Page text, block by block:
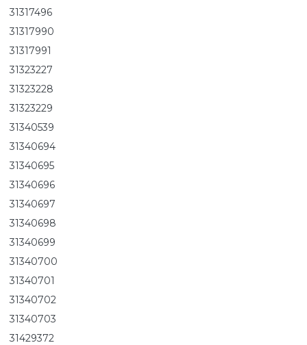
31317496
31317990
31317991
31323227
31323228
31323229
31340539
31340694
31340695
31340696
31340697
31340698
31340699
31340700
31340701
31340702
31340703
31429372